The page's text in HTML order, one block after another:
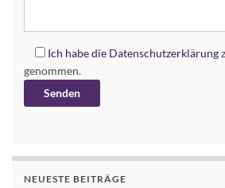
Ich habe die Datenschutzerklärung
genommen.
NEUESTE BEITRÄGE